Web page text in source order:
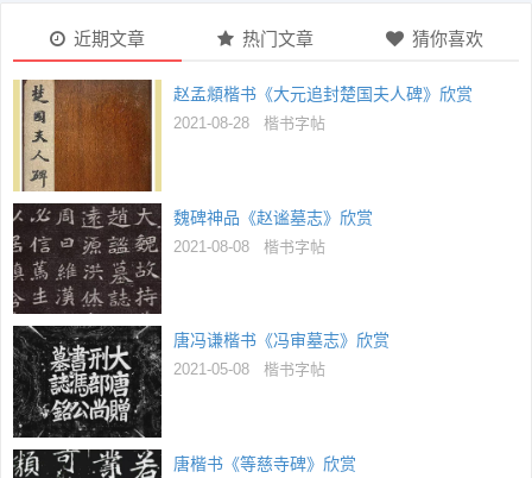
近期文章 热门文章 猜你喜欢
赵孟頫楷书《大元追封楚国夫人碑》欣赏
2021-08-28 楷书字帖
魏碑神品《赵谧墓志》欣赏
2021-08-08 楷书字帖
唐冯谦楷书《冯审墓志》欣赏
2021-05-08 楷书字帖
唐楷书《等慈寺碑》欣赏